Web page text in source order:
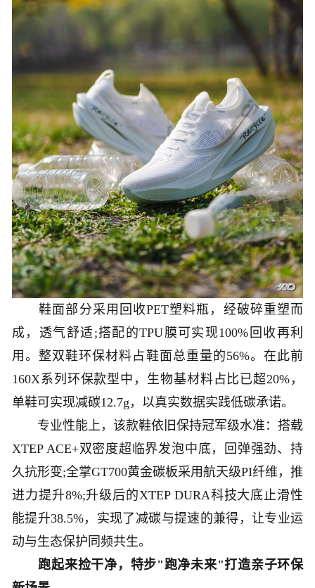
鞋面部分采用回收PET塑料瓶，经破碎重塑而
成，透气舒适;搭配的TPU膜可实现100%回收再利
用。整双鞋环保材料占鞋面总重量的56%。在此前
160X系列环保款型中，生物基材料占比已超20%，
单鞋可实现减碳12.7g，以真实数据实践低碳承诺。
专业性能上，该款鞋依旧保持冠军级水准：搭载
XTEP ACE+双密度超临界发泡中底，回弹强劲、持
久抗形变;全掌GT700黄金碳板采用航天级PI纤维，推
进力提升8%;升级后的XTEP DURA科技大底止滑性
能提升38.5%，实现了减碳与提速的兼得，让专业运
动与生态保护同频共生。
跑起来捡干净，特步"跑净未来"打造亲子环保